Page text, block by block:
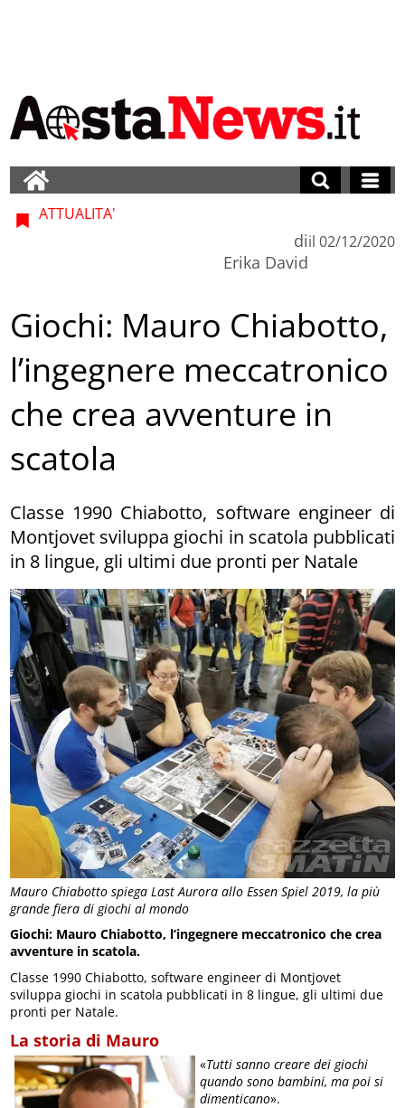
Mauro Chiabotto spiega Last Aurora allo Essen Spiel 2019, la più
grande fiera di giochi al mondo
ATTUALITA'
di
Erika David
il 02/12/2020
Giochi: Mauro Chiabotto,
l’ingegnere meccatronico
che crea avventure in
scatola
Classe 1990 Chiabotto, software engineer di
Montjovet sviluppa giochi in scatola pubblicati
in 8 lingue, gli ultimi due pronti per Natale
Giochi: Mauro Chiabotto, l’ingegnere meccatronico che crea
avventure in scatola.
Classe 1990 Chiabotto, software engineer di Montjovet
sviluppa giochi in scatola pubblicati in 8 lingue, gli ultimi due
pronti per Natale.
La storia di Mauro
«Tutti sanno creare dei giochi
quando sono bambini, ma poi si
dimenticano».